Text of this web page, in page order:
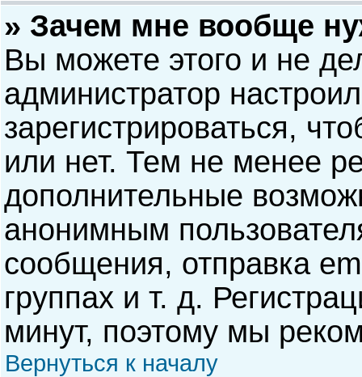
» Зачем мне вообще
Вы можете этого и не
администратор
зарегистрироваться,
или нет. Тем не менее
дополнительные
анонимным
сообщения, отправка
группах и т. д.
минут, поэтому мы
Вернуться к началу